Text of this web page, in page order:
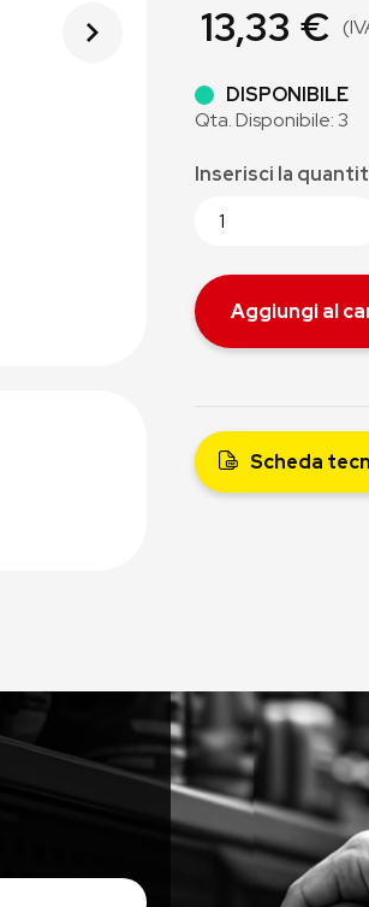
13,33 €
DISPONIBILE
Qta. Disponibile: 3
Inserisci la
Aggiungi al
Scheda